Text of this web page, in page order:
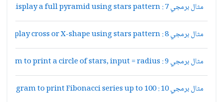
مثال برمجي 7 : Write a program to display a full pyramid using stars pattern
مثال برمجي 8 : Write a program to display cross or X-shape using stars pattern
مثال برمجي 9 : Write a C program to print a circle of stars, input = radius
مثال برمجي 10 : Write a C Program to print Fibonacci series up to 100